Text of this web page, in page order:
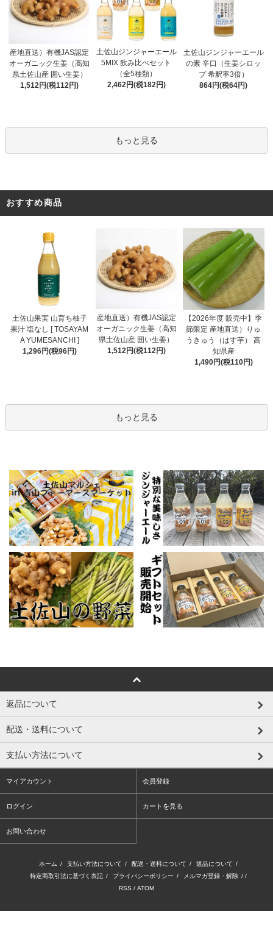
産地直送）有機JAS認定
オーガニック生姜（高知
県土佐山産 囲い生姜）
1,512円(税112円)
土佐山ジンジャーエール
5MIX 飲み比べセット
（全5種類）
2,462円(税182円)
土佐山ジンジャーエール
の素 辛口（生姜シロッ
プ 希釈率3倍）
864円(税64円)
もっと見る
おすすめ商品
土佐山果実 山育ち柚子
果汁 塩なし [ TOSAYAM
A YUMESANCHI ]
1,296円(税96円)
産地直送）有機JAS認定
オーガニック生姜（高知
県土佐山産 囲い生姜）
1,512円(税112円)
【2026年度 販売中】季
節限定 産地直送）りゅ
うきゅう（はす芋） 高
知県産
1,490円(税110円)
もっと見る
返品について
配送・送料について
支払い方法について
マイアカウント 会員登録
ログイン カートを見る
お問い合わせ
ホーム / 支払い方法について / 配送・送料について / 返品について /
特定商取引法に基づく表記 / プライバシーポリシー / メルマガ登録・解除 / /
RSS / ATOM